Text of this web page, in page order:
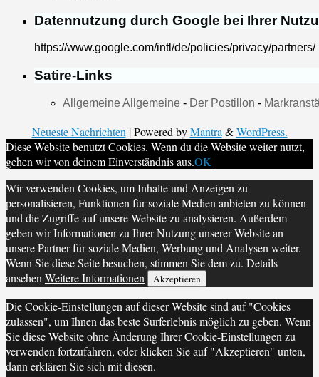
Datennutzung durch Google bei Ihrer
https://www.google.com/intl/de/policies/privacy/partners/
Satire-Links
Allgemeine Allgemeine - Der Postillon -
Neueste Nachrichten | Powered byMantra &WordPress.
Diese Website benutzt Cookies. Wenn du die Website weiter nutzt,
gehen wir von deinem Einverständnis aus.OK
Wir verwenden Cookies, um Inhalte und Anzeigen zu
personalisieren, Funktionen für soziale Medien anbieten zu können
und die Zugriffe auf unsere Website zu analysieren. Außerdem
geben wir Informationen zu Ihrer Nutzung unserer Website an
unsere Partner für soziale Medien, Werbung und Analysen weiter.
Wenn Sie diese Seite besuchen, stimmen Sie dem zu. Details
ansehen Weitere Informationen Akzeptieren
Die Cookie-Einstellungen auf dieser Website sind auf "Cookies
zulassen", um Ihnen das beste Surferlebnis möglich zu geben. Wenn
Sie diese Website ohne Änderung Ihrer Cookie-Einstellungen zu
verwenden fortzufahren, oder klicken Sie auf "Akzeptieren" unten,
dann erklären Sie sich mit diesen.